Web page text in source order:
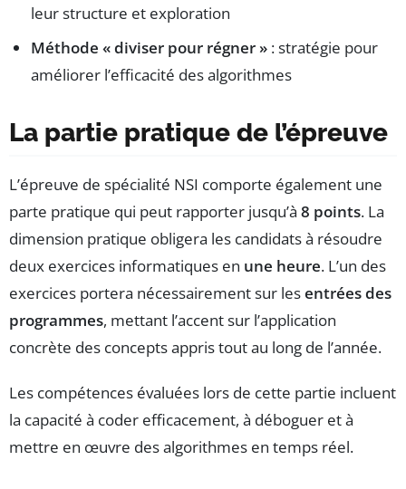
leur structure et exploration
Méthode « diviser pour régner » : stratégie pour
améliorer l’efficacité des algorithmes
La partie pratique de l’épreuve
L’épreuve de spécialité NSI comporte également une
parte pratique qui peut rapporter jusqu’à 8 points. La
dimension pratique obligera les candidats à résoudre
deux exercices informatiques en une heure. L’un des
exercices portera nécessairement sur lesentrées des
programmes, mettant l’accent sur l’application
concrète des concepts appris tout au long de l’année.
Les compétences évaluées lors de cette partie incluent
la capacité à coder efficacement, à déboguer et à
mettre en œuvre des algorithmes en temps réel.